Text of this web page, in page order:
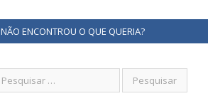
NÃO ENCONTROU O QUE QUERIA?